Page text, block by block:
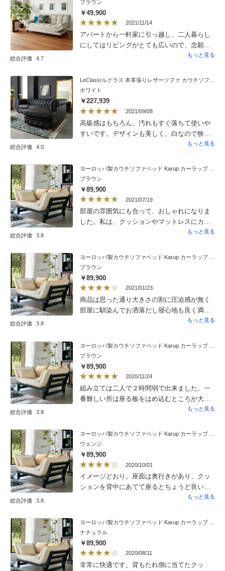
更。届いた商品を配置してみましたが、チェ
スターフィールド調のデザインは高級感があ
り、とても気に入っています。また、シート
が硬めなので永く使えるのではないかと期待
しています。いい買い物ができました。あり
総合評価 4.7
ブラウン
￥49,900
2021/11/14
アパートから一軒家に引っ越し、二人暮らし
にしてはリビングがとても広いので、念願の
ソファを置くことにしました。色々と悩んだ
し、背もたれのリクライニングや肘掛けのリ
クライニングができるこちらのソファベッド
に決めました。170cmを二人でゆったりと座
れ、座り心地も大満足です！高さもちょうど
良いので、立ち上がるのも楽です。注文して
良かったです！！
もっと見る
総合評価 4.0
LeClass/ルクラス 本革張りレザーソファ カウチソファセット 座って左カウチ
ホワイト
￥227,939
2021/09/08
高級感はもちろん、汚れもすぐ落ちて使いや
すいです。デザインも美しく、白なので狭い
我が家でも圧迫感は無く、大変気に入ってお
もっと見る
総合評価 3.8
ブラウン
￥89,900
2021/07/19
部屋の雰囲気にも合って、おしゃれになりま
した。私は、クッションやマットレスにカ
バーをつけようと思っているので、カバー次
組立してくれて、頼んで正解でした。木枠に
傷が付いてましたが、全体的に満足です。
もっと見る
総合評価 3.8
ブラウン
￥89,900
2021/01/23
商品は思った通り大きさの割に圧迫感が無く
部屋に馴染んでお洒落だし寝心地も良く満足
です。組み立ては説明書が分かりづらいで
た。カバーは必須ですがこちら専用カバーも
考えたのですが評価を参考にして元の雰囲気
を壊したく無かったのでシングルベッドカ
バーで元の生地に近いものを購入しました。
結果満足してます。
もっと見る
総合評価 3.8
ブラウン
￥89,900
2020/11/24
組み立ては二人で２時間弱で出来ました。一
番難しい所は座る板をはめ込むところが大変
でした。前側と後ろ側では若干差があること
なってしまいました。図面ではその細かい所
まで分かりにくい所が難点です。出来たソ
ファは色々迷い悩んだ末の決断でしたがとて
も素敵な品物でとっても満足です。前回ディ
ノスで購入したキッチンカウンターなどと合
わせて思い描いていた北欧風な部屋が出来ま
した。素敵な品物をいつもありがとうござい
もっと見る
総合評価 3.8
ウェンジ
￥89,900
2020/10/01
イメージどおり。座面は奥行きがあり、クッ
ションを背中にあてて座るとちょうど良い。
カウチ、ベッドにするときは、端っこに腰掛
に最適。マイナス1は、カバーが必要なこと。
専用カバーは値段が高すぎる。市販のもので
は生地の感触やイメージが違ってくるので残
念すぎ。同じような生地のカバーが販売され
たら購入したい。
もっと見る
ナチュラル
￥89,900
2020/08/11
非常に快適です。背もたれ側に当てたクッ